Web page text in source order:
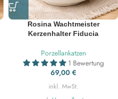
Rosina Wachtmeister
Kerzenhalter Fiducia
Porzellankatzen
1 Bewertung
69,00 €
inkl. MwSt.